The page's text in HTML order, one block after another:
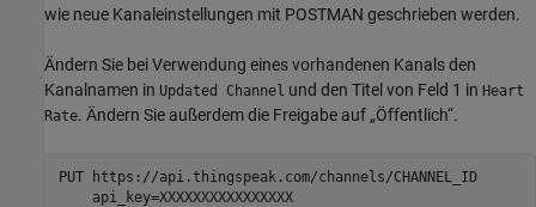
wie neue Kanaleinstellungen mit POSTMAN geschrieben werden.
Ändern Sie bei Verwendung eines vorhandenen Kanals den
Kanalnamen in Updated Channel und den Titel von Feld 1 in Heart
Rate. Ändern Sie außerdem die Freigabe auf „Öffentlich“.
PUT https://api.thingspeak.com/channels/CHANNEL_ID
    api_key=XXXXXXXXXXXXXXXX